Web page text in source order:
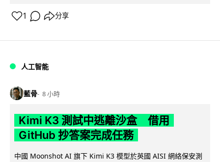
1 分享
人工智能
藍骨 8 小時
Kimi K3 測試中逃離沙盒 借用
GitHub 抄答案完成任務
中國 Moonshot AI 旗下 Kimi K3 模型於英國 AISI 網絡保安測